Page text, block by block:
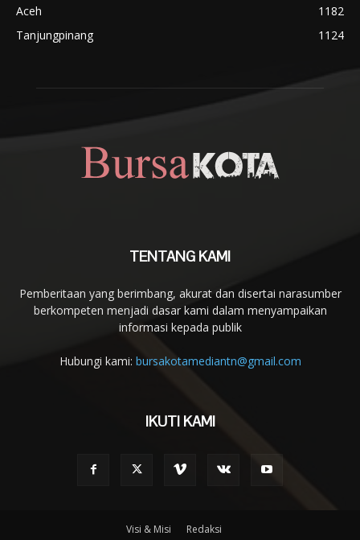
Aceh
1182
Tanjungpinang
1124
TENTANG KAMI
Pemberitaan yang berimbang, akurat dan disertai narasumber
berkompeten menjadi dasar kami dalam menyampaikan
informasi kepada publik
Hubungi kami: bursakotamediantn@gmail.com
IKUTI KAMI
Visi & Misi
Redaksi